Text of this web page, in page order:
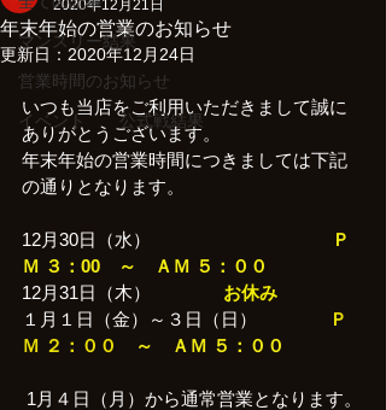
マンスリー結果
営業時間のお知らせ
イベント 公式戦結果
年末年始の営業のお知らせ
2020年12月21日
更新日： 2020年12月24日
いつも当店をご利用いただきまして誠に
ありがとうございます。
年末年始の営業時間につきましては下記
の通りとなります。
12月30日（水）
Ｐ
Ｍ ３：00　～　ＡＭ ５：００
12月31日（木） お休み
１月１日（金）～３日（日）
Ｐ
Ｍ ２：００
～　ＡＭ ５：００
1月４日（月）から通常営業となります。